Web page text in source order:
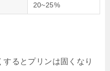
20~25%
るとプリンは固くなり